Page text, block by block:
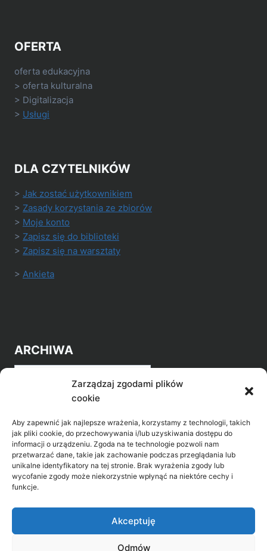
Zarządzaj zgodami plików
cookie
Aby zapewnić jak najlepsze wrażenia, korzystamy z technologii, takich
jak pliki cookie, do przechowywania i/lub uzyskiwania dostępu do
informacji o urządzeniu. Zgoda na te technologie pozwoli nam
przetwarzać dane, takie jak zachowanie podczas przeglądania lub
unikalne identyfikatory na tej stronie. Brak wyrażenia zgody lub
wycofanie zgody może niekorzystnie wpłynąć na niektóre cechy i
funkcje.
Akceptuję
Odmów
OFERTA
oferta edukacyjna
> oferta kulturalna
> Digitalizacja
> Usługi
DLA CZYTELNIKÓW
> Jak zostać użytkownikiem
> Zasady korzystania ze zbiorów
> Moje konto
> Zapisz się do biblioteki
> Zapisz się na warsztaty
> Ankieta
ARCHIWA
Archiwa
POZNAJ LEPIEJ NASZ REGION
>Gołdap Mazurski Zdrój